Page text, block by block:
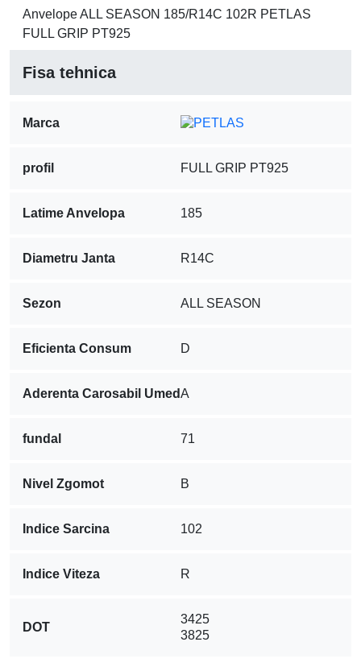
Anvelope ALL SEASON 185/R14C 102R PETLAS
FULL GRIP PT925
Fisa tehnica
Marca
profil FULL GRIP PT925
Latime Anvelopa 185
Diametru Janta R14C
Sezon ALL SEASON
Eficienta Consum D
Aderenta Carosabil UmedA
fundal 71
Nivel Zgomot B
Indice Sarcina 102
Indice Viteza R
DOT
3425
3825